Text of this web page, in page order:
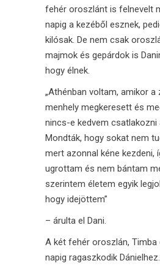
fehér oroszlánt is felnevelt
napig a kezéből esznek,
kilósak. De nem csak
majmok és gepárdok is
hogy élnek.
„Athénban voltam, amikor a
menhely megkeresett és
nincs-e kedvem csatlakozni
Mondták, hogy sokat nem
mert azonnal kéne kezdeni,
ugrottam és nem bántam
szerintem életem egyik
hogy idejöttem”
– árulta el Dani.
A két fehér oroszlán, Timba
napig ragaszkodik